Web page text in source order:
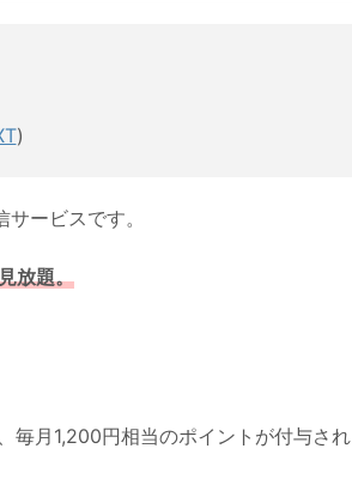
)
ービスです。
放題。
毎月1,200円相当のポイントが付与され